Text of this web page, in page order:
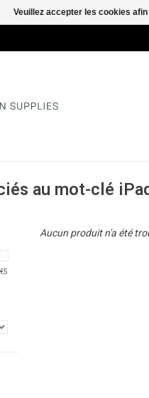
au mot-clé
5
Aucun produit n'a été
Veuillez accepter les cookies